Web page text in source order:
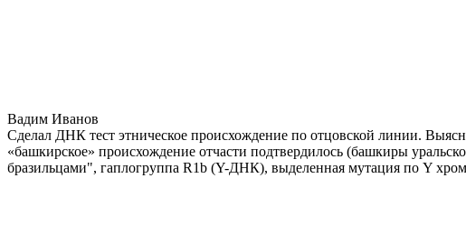
Вадим Иванов
Сделал ДНК тест этническое происхождение по отцовской линии.
«башкирское» происхождение отчасти подтвердилось (башкиры
бразильцами", гаплогруппа R1b (Y-ДНК), выделенная мутация по Y